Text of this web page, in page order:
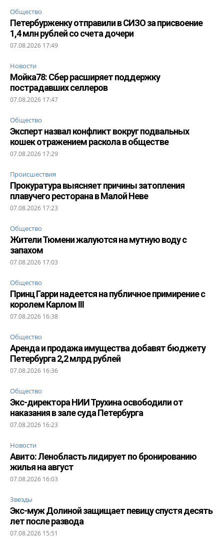
Общество
Петербурженку отправили в СИЗО за присвоение
1,4 млн рублей со счета дочери
07.08.2026 17:49
Новости
Мойка78: Сбер расширяет поддержку
пострадавших селлеров
07.08.2026 17:47
Общество
Эксперт назвал конфликт вокруг подвальных
кошек отражением раскола в обществе
07.08.2026 17:29
Происшествия
Прокуратура выясняет причины затопления
плавучего ресторана в Малой Неве
07.08.2026 17:23
Общество
Жители Тюмени жалуются на мутную воду с
запахом
07.08.2026 17:03
Общество
Принц Гарри надеется на публичное примирение с
королем Карлом III
07.08.2026 16:38
Общество
Аренда и продажа имущества добавят бюджету
Петербурга 2,2 млрд рублей
07.08.2026 16:36
Общество
Экс-директора НИИ Трухина освободили от
наказания в зале суда Петербурга
07.08.2026 16:23
Новости
Авито: Ленобласть лидирует по бронированию
жилья на август
07.08.2026 16:03
Звезды
Экс-муж Долиной защищает певицу спустя десять
лет после развода
07.08.2026 15:51